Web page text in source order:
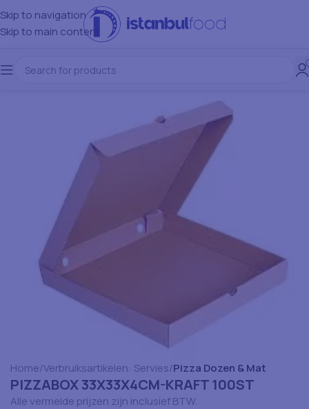
Skip to navigation
Skip to main content
Home Verbruiksartikelen: Servies Pizza Dozen & Mat
PIZZABOX 33X33X4CM-KRAFT 100ST
Alle vermelde prijzen zijn inclusief BTW.